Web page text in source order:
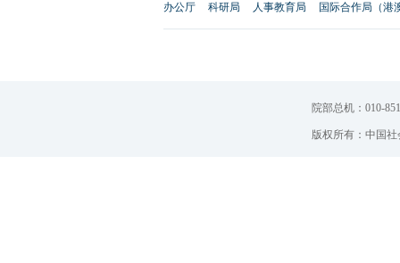
办公厅 科研局 人事教育局 国际合作局（港
院部总机：010-
版权所有：中国